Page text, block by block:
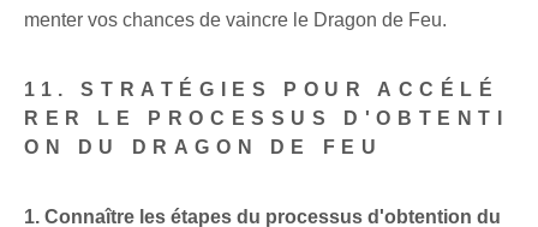
menter vos chances de vaincre le Dragon de Feu.
11. STRATÉGIES POUR ACCÉLÉ
RER LE PROCESSUS D'OBTENTI
ON DU DRAGON DE FEU
1. Connaître les étapes du processus d'obtention du